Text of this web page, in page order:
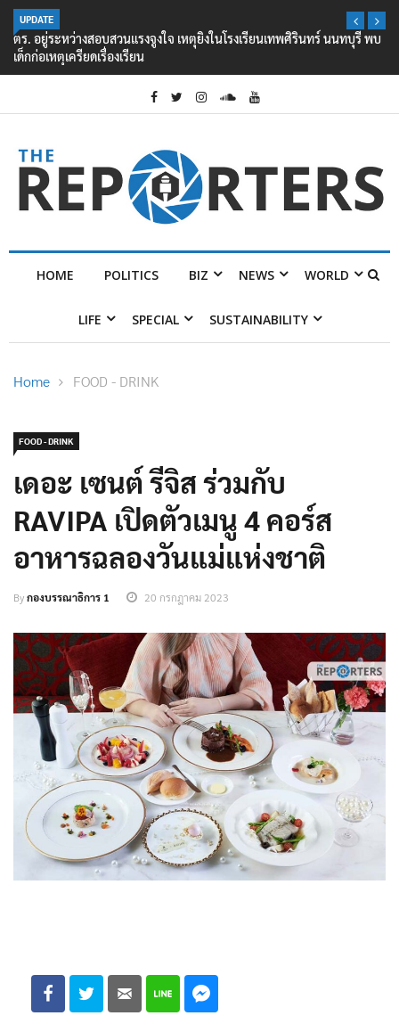
UPDATE
ตร. อยู่ระหว่างสอบสวนแรงจูงใจ เหตุยิงในโรงเรียนเทพศิรินทร์ นนทบุรี พบ
เด็กก่อเหตุเครียดเรื่องเรียน
HOME POLITICS BIZ NEWS WORLD
LIFE SPECIAL SUSTAINABILITY
Home FOOD - DRINK
FOOD - DRINK
เดอะ เซนต์ รีจิส ร่วมกับ
RAVIPA เปิดตัวเมนู 4 คอร์ส
อาหารฉลองวันแม่แห่งชาติ
Byกองบรรณาธิการ 1 20 กรกฎาคม 2023